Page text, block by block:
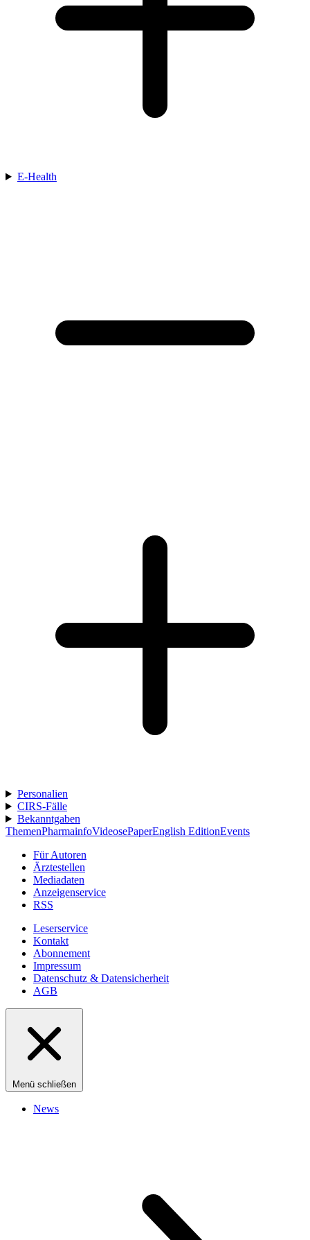
E-Health
Personalien
CIRS-Fälle
Bekanntgaben
ThemenPharmainfoVideosePaperEnglish EditionEvents
Für Autoren
Ärztestellen
Mediadaten
Anzeigenservice
RSS
Leserservice
Kontakt
Abonnement
Impressum
Datenschutz & Datensicherheit
AGB
Menü schließen
News